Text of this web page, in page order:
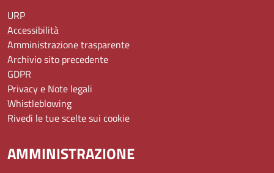
URP
Accessibilità
Amministrazione trasparente
Archivio sito precedente
GDPR
Privacy e Note legali
Whistleblowing
Rivedi le tue scelte sui cookie
AMMINISTRAZIONE